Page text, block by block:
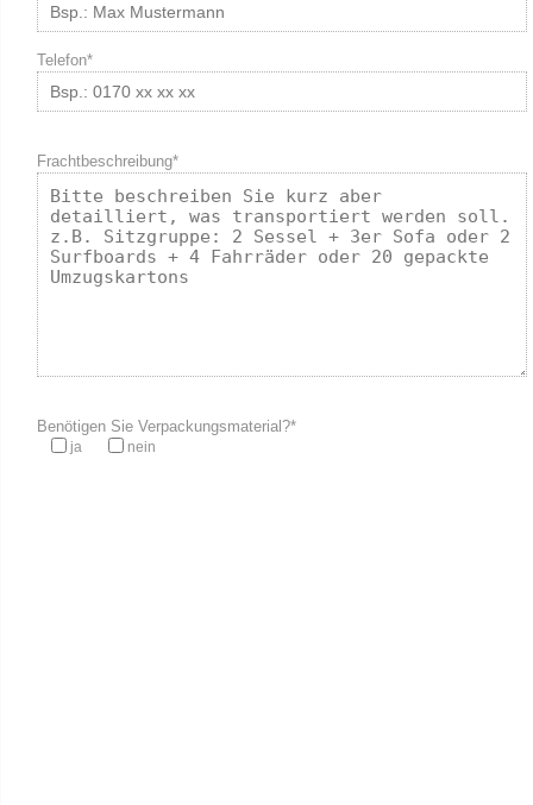
Telefon*
Frachtbeschreibung*
Benötigen Sie Verpackungsmaterial?*
ja nein